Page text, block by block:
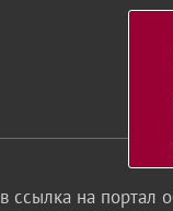
на портал